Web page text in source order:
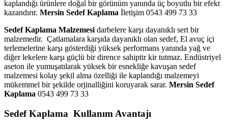
kaplandığı ürünlere doğal bir görünüm yanında üç boyutlu bir efekt
kazandırır. Mersin Sedef Kaplama İletişim 0543 499 73 33
Sedef Kaplama Malzemesi darbelere karşı dayanıklı sert bir
malzemedir. Çatlamalara karşıda dayanıklı olan sedef, El avuç içi
terlemelerine karşı gösterdiği yüksek performans yanında yağ ve
diğer lekelere karşı güçlü bir dirence sahiptir kir tutmaz. Endüstriyel
aseton ile yumuşatılarak yüksek bir esnekliğe kavuşan sedef
malzemesi kolay şekil alma özelliği ile kaplandığı malzemeyi
mükemmel bir şekilde orjinalliğini koruyarak sarar. Mersin Sedef
Kaplama 0543 499 73 33
Sedef Kaplama Kullanım Avantajı